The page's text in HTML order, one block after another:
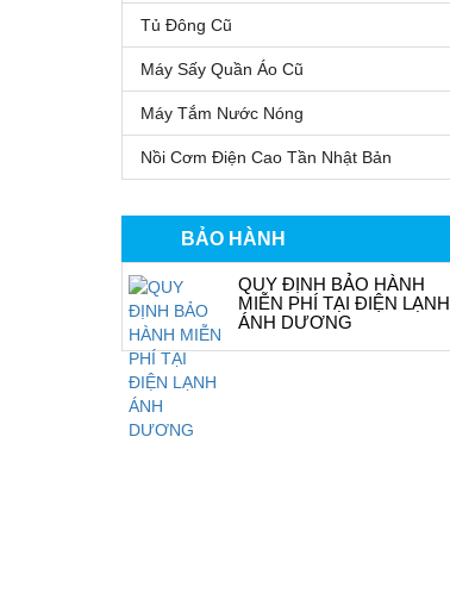
Tủ Đông Cũ
Máy Sấy Quần Áo Cũ
Máy Tắm Nước Nóng
Nồi Cơm Điện Cao Tần Nhật Bản
BẢO HÀNH
QUY ĐỊNH BẢO HÀNH
MIỄN PHÍ TẠI ĐIỆN LẠNH
ÁNH DƯƠNG